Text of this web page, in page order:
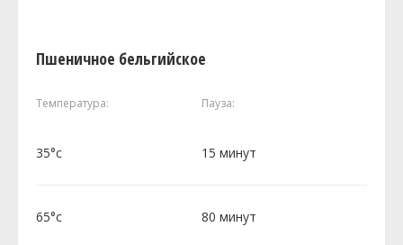
Пшеничное бельгийское
Температура: Пауза:
35°c 15 минут
65°c 80 минут